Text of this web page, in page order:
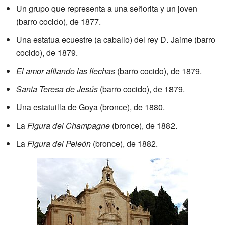
Un grupo que representa a una señorita y un joven
(barro cocido), de 1877.
Una estatua ecuestre (a caballo) del rey D. Jaime (barro
cocido), de 1879.
El amor afilando las flechas (barro cocido), de 1879.
Santa Teresa de Jesús (barro cocido), de 1879.
Una estatuilla de Goya (bronce), de 1880.
LaFigura del Champagne (bronce), de 1882.
LaFigura del Peleón (bronce), de 1882.